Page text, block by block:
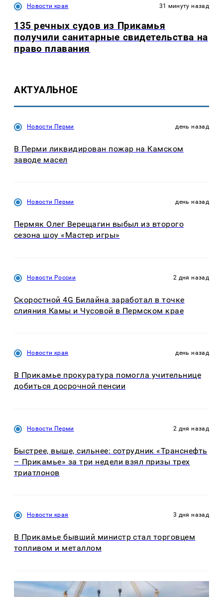
Новости края 31 минуту назад
135 речных судов из Прикамья
получили санитарные свидетельства на
право плавания
АКТУАЛЬНОЕ
Новости Перми день назад
В Перми ликвидирован пожар на Камском
заводе масел
Новости Перми день назад
Пермяк Олег Верещагин выбыл из второго
сезона шоу «Мастер игры»
Новости России 2 дня назад
Скоростной 4G Билайна заработал в точке
слияния Камы и Чусовой в Пермском крае
Новости края день назад
В Прикамье прокуратура помогла учительнице
добиться досрочной пенсии
Новости Перми 2 дня назад
Быстрее, выше, сильнее: сотрудник «Транснефть
– Прикамье» за три недели взял призы трех
триатлонов
Новости края 3 дня назад
В Прикамье бывший министр стал торговцем
топливом и металлом